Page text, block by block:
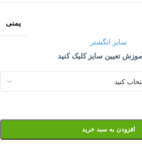
یمنی
سایز انگشتر
تعیین سایز کلیک کنید
افزودن به سبد خرید